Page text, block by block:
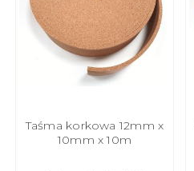
Taśma korkowa 12mm x
10mm x 10m